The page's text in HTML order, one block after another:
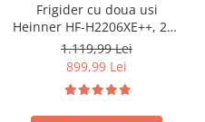
Frigider cu doua usi
Heinner HF-H2206XE++, 206
l, Clasa E, lumina LED, 3
rafturi de sticla, H 143 cm,
Inox
1.119,99 Lei
899,99 Lei